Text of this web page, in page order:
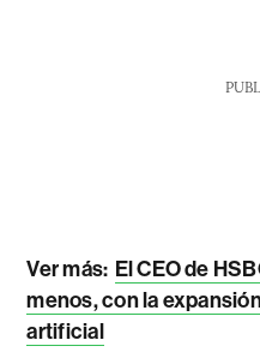
Ver más: El CEO de
menos, con la
artificial